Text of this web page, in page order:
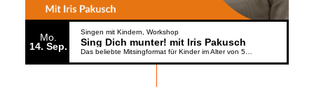
Mo.
14 Sep.
Singen mit Kindern Workshop
Sing Dich munter! mit Iris Pakusch
Das beliebte Mitsingformat für Kinder im Alter von 5 bis 6 Jahren geht weiter